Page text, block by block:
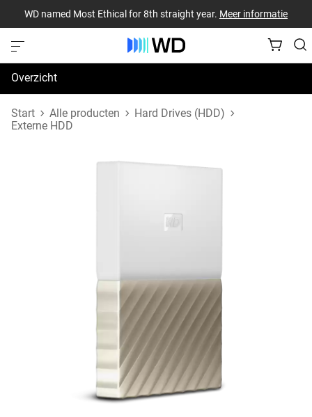
WD named Most Ethical for 8th straight year. Meer informatie
Overzicht
Specificaties
Start Alle producten
Hard Drives (HDD)
Externe HDD